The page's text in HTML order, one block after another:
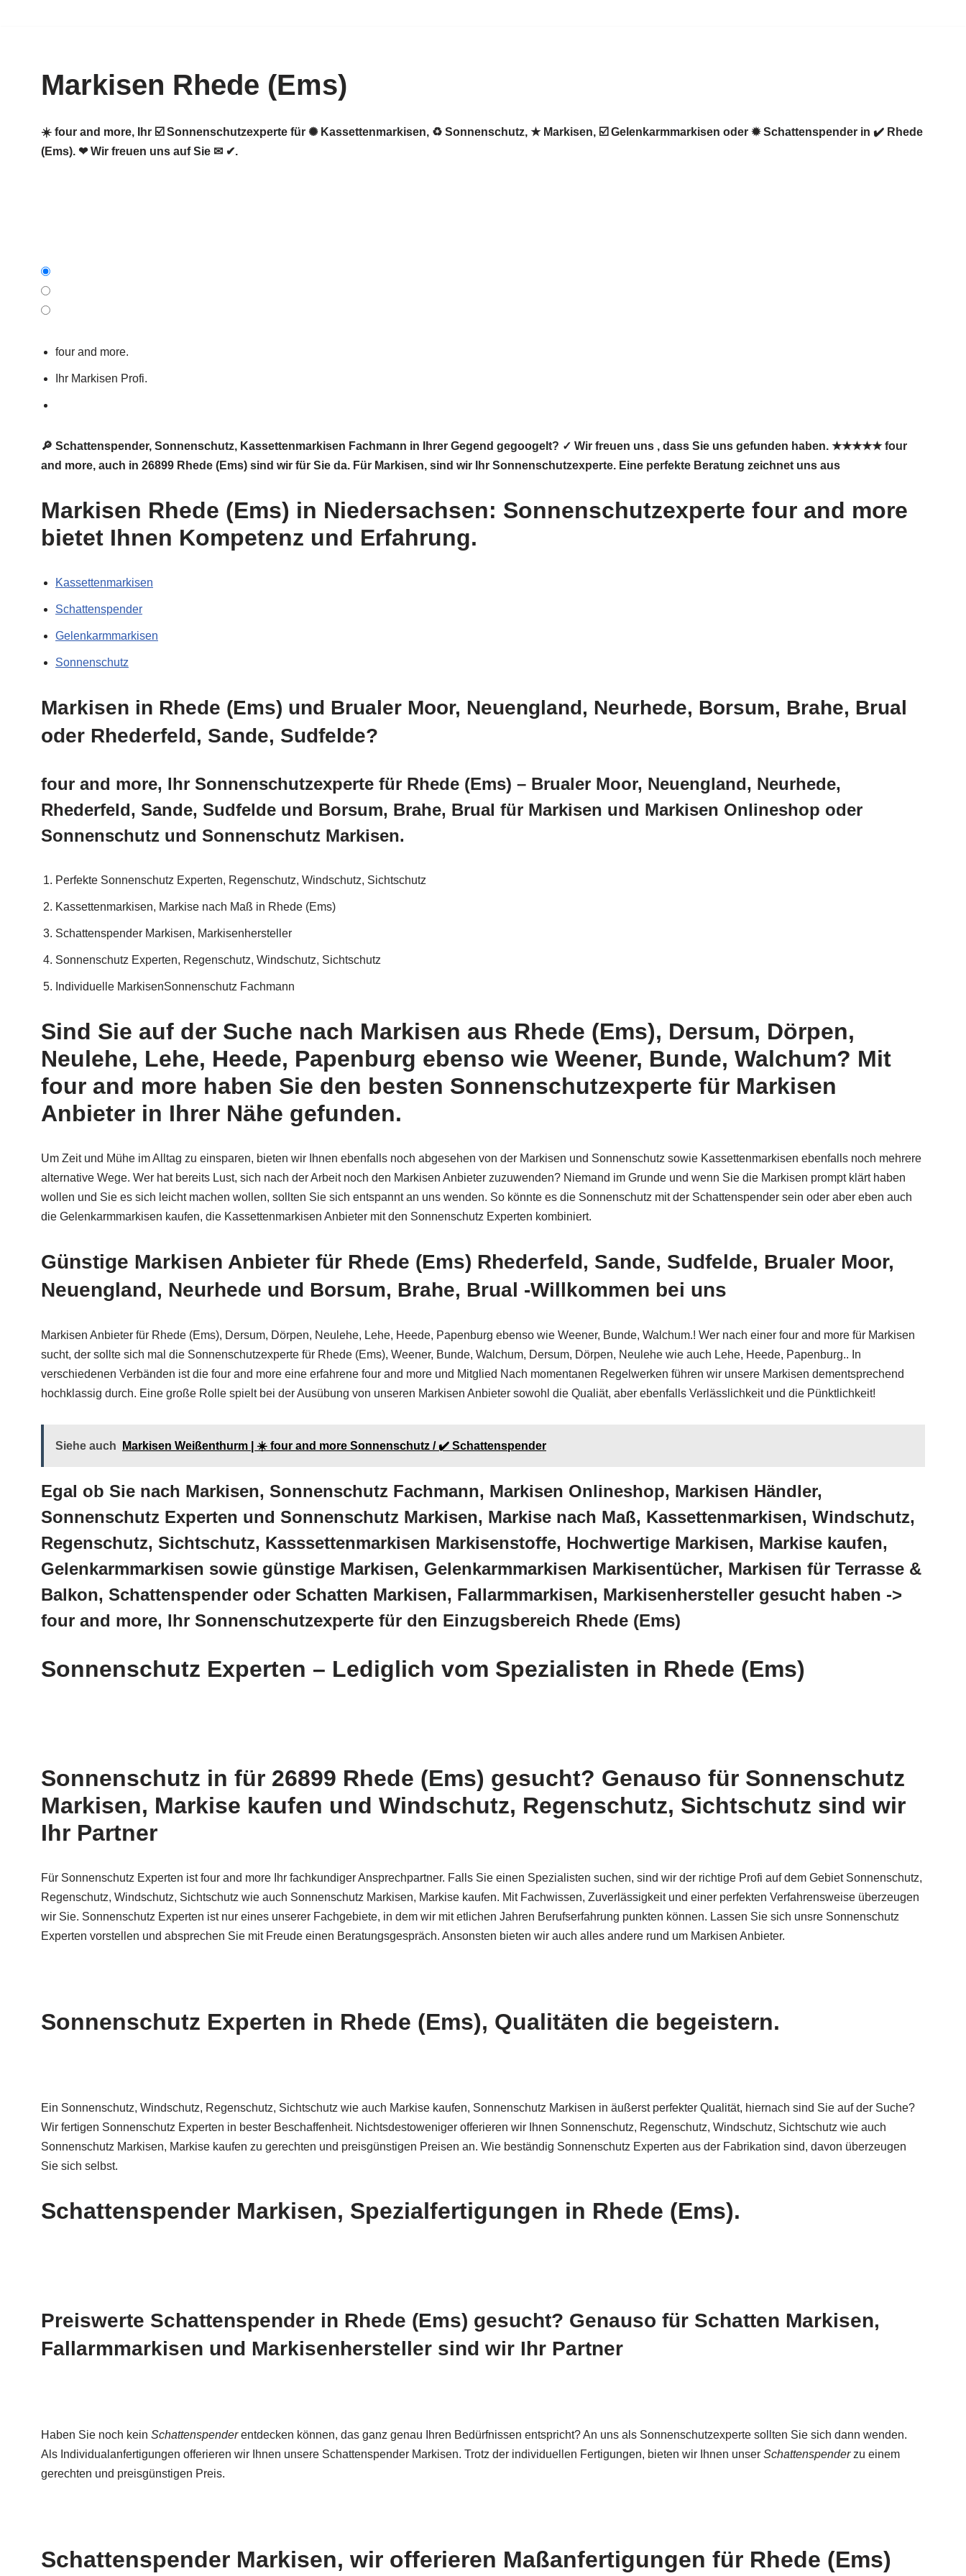
springenMarkisen Rhede (Ems)
☀️ four and more, Ihr ☑️ Sonnenschutzexperte für ✺ Kassettenmarkisen, ♻ Sonnenschutz, ★ Markisen, ☑️ Gelenkarmmarkisen oder ✹ Schattenspender in ✔️ Rhede
(Ems). ❤ Wir freuen uns auf Sie ✉ ✔.
four and more.
Ihr Markisen Profi.
🔎 Schattenspender, Sonnenschutz, Kassettenmarkisen Fachmann in Ihrer Gegend gegoogelt? ✓ Wir freuen uns , dass Sie uns gefunden haben. ★★★★★ four
and more, auch in 26899 Rhede (Ems) sind wir für Sie da. Für Markisen, sind wir Ihr Sonnenschutzexperte. Eine perfekte Beratung zeichnet uns aus
Markisen Rhede (Ems) in Niedersachsen: Sonnenschutzexperte four and more
bietet Ihnen Kompetenz und Erfahrung.
Kassettenmarkisen
Schattenspender
Gelenkarmmarkisen
Sonnenschutz
Markisen in Rhede (Ems) und Brualer Moor, Neuengland, Neurhede, Borsum, Brahe, Brual
oder Rhederfeld, Sande, Sudfelde?
four and more, Ihr Sonnenschutzexperte für Rhede (Ems) – Brualer Moor, Neuengland, Neurhede,
Rhederfeld, Sande, Sudfelde und Borsum, Brahe, Brual für Markisen und Markisen Onlineshop oder
Sonnenschutz und Sonnenschutz Markisen.
Perfekte Sonnenschutz Experten, Regenschutz, Windschutz, Sichtschutz
Kassettenmarkisen, Markise nach Maß in Rhede (Ems)
Schattenspender Markisen, Markisenhersteller
Sonnenschutz Experten, Regenschutz, Windschutz, Sichtschutz
Individuelle MarkisenSonnenschutz Fachmann
Sind Sie auf der Suche nach Markisen aus Rhede (Ems), Dersum, Dörpen,
Neulehe, Lehe, Heede, Papenburg ebenso wie Weener, Bunde, Walchum? Mit
four and more haben Sie den besten Sonnenschutzexperte für Markisen
Anbieter in Ihrer Nähe gefunden.
Um Zeit und Mühe im Alltag zu einsparen, bieten wir Ihnen ebenfalls noch abgesehen von der Markisen und Sonnenschutz sowie Kassettenmarkisen ebenfalls noch mehrere
alternative Wege. Wer hat bereits Lust, sich nach der Arbeit noch den Markisen Anbieter zuzuwenden? Niemand im Grunde und wenn Sie die Markisen prompt klärt haben
wollen und Sie es sich leicht machen wollen, sollten Sie sich entspannt an uns wenden. So könnte es die Sonnenschutz mit der Schattenspender sein oder aber eben auch
die Gelenkarmmarkisen kaufen, die Kassettenmarkisen Anbieter mit den Sonnenschutz Experten kombiniert.
Günstige Markisen Anbieter für Rhede (Ems) Rhederfeld, Sande, Sudfelde, Brualer Moor,
Neuengland, Neurhede und Borsum, Brahe, Brual -Willkommen bei uns
Markisen Anbieter für Rhede (Ems), Dersum, Dörpen, Neulehe, Lehe, Heede, Papenburg ebenso wie Weener, Bunde, Walchum.! Wer nach einer four and more für Markisen
sucht, der sollte sich mal die Sonnenschutzexperte für Rhede (Ems), Weener, Bunde, Walchum, Dersum, Dörpen, Neulehe wie auch Lehe, Heede, Papenburg.. In
verschiedenen Verbänden ist die four and more eine erfahrene four and more und Mitglied Nach momentanen Regelwerken führen wir unsere Markisen dementsprechend
hochklassig durch. Eine große Rolle spielt bei der Ausübung von unseren Markisen Anbieter sowohl die Qualiät, aber ebenfalls Verlässlichkeit und die Pünktlichkeit!
Siehe auch Markisen Weißenthurm | ☀️ four and more Sonnenschutz / ✔️ Schattenspender
Egal ob Sie nach Markisen, Sonnenschutz Fachmann, Markisen Onlineshop, Markisen Händler,
Sonnenschutz Experten und Sonnenschutz Markisen, Markise nach Maß, Kassettenmarkisen, Windschutz,
Regenschutz, Sichtschutz, Kasssettenmarkisen Markisenstoffe, Hochwertige Markisen, Markise kaufen,
Gelenkarmmarkisen sowie günstige Markisen, Gelenkarmmarkisen Markisentücher, Markisen für Terrasse &
Balkon, Schattenspender oder Schatten Markisen, Fallarmmarkisen, Markisenhersteller gesucht haben ->
four and more, Ihr Sonnenschutzexperte für den Einzugsbereich Rhede (Ems)
Sonnenschutz Experten – Lediglich vom Spezialisten in Rhede (Ems)
Sonnenschutz in für 26899 Rhede (Ems) gesucht? Genauso für Sonnenschutz
Markisen, Markise kaufen und Windschutz, Regenschutz, Sichtschutz sind wir
Ihr Partner
Für Sonnenschutz Experten ist four and more Ihr fachkundiger Ansprechpartner. Falls Sie einen Spezialisten suchen, sind wir der richtige Profi auf dem Gebiet Sonnenschutz,
Regenschutz, Windschutz, Sichtschutz wie auch Sonnenschutz Markisen, Markise kaufen. Mit Fachwissen, Zuverlässigkeit und einer perfekten Verfahrensweise überzeugen
wir Sie. Sonnenschutz Experten ist nur eines unserer Fachgebiete, in dem wir mit etlichen Jahren Berufserfahrung punkten können. Lassen Sie sich unsre Sonnenschutz
Experten vorstellen und absprechen Sie mit Freude einen Beratungsgespräch. Ansonsten bieten wir auch alles andere rund um Markisen Anbieter.
Sonnenschutz Experten in Rhede (Ems), Qualitäten die begeistern.
Ein Sonnenschutz, Windschutz, Regenschutz, Sichtschutz wie auch Markise kaufen, Sonnenschutz Markisen in äußerst perfekter Qualität, hiernach sind Sie auf der Suche?
Wir fertigen Sonnenschutz Experten in bester Beschaffenheit. Nichtsdestoweniger offerieren wir Ihnen Sonnenschutz, Regenschutz, Windschutz, Sichtschutz wie auch
Sonnenschutz Markisen, Markise kaufen zu gerechten und preisgünstigen Preisen an. Wie beständig Sonnenschutz Experten aus der Fabrikation sind, davon überzeugen
Sie sich selbst.
Schattenspender Markisen, Spezialfertigungen in Rhede (Ems).
Preiswerte Schattenspender in Rhede (Ems) gesucht? Genauso für Schatten Markisen,
Fallarmmarkisen und Markisenhersteller sind wir Ihr Partner
Haben Sie noch kein Schattenspenderentdecken können, das ganz genau Ihren Bedürfnissen entspricht? An uns als Sonnenschutzexperte sollten Sie sich dann wenden.
Als Individualanfertigungen offerieren wir Ihnen unsere Schattenspender Markisen. Trotz der individuellen Fertigungen, bieten wir Ihnen unser Schattenspenderzu einem
gerechten und preisgünstigen Preis.
Schattenspender Markisen, wir offerieren Maßanfertigungen für Rhede (Ems)